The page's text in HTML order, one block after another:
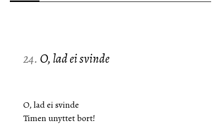
24. O, lad ei svinde
O, lad ei svinde
Timen unyttet bort!